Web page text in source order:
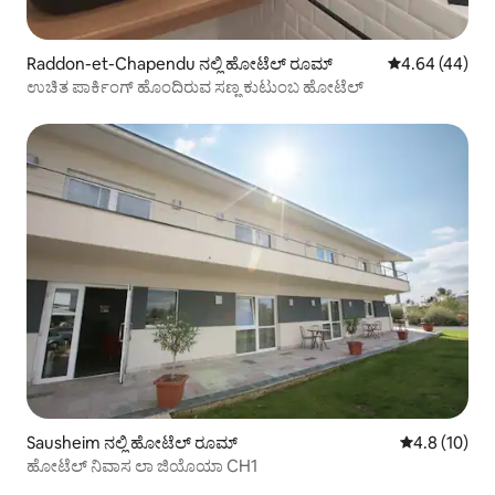
Raddon-et-Chapendu ನಲ್ಲಿ ಹೋಟೆಲ್ ರೂಮ್ 5 ರಲ್ಲಿ 4.64
4.64 (44)
ಉಚಿತ ಪಾರ್ಕಿಂಗ್ ಹೊಂದಿರುವ ಸಣ್ಣ ಕುಟುಂಬ ಹೋಟೆಲ್
Sausheim ನಲ್ಲಿ ಹೋಟೆಲ್ ರೂಮ್ 5 ರಲ್ಲಿ 4.8
4.8 (10)
ಹೋಟೆಲ್ ನಿವಾಸ ಲಾ ಜಿಯೊಯಾ CH1